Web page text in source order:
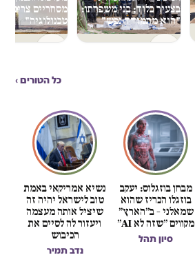
בצעיר בלוד; בני משפחתו:
"הוא מתמודד נפש"
מסחריים צרים
טכנולוגיה"
כל הטורים ›
מבחן בוזגלוס: יעקב
בוזגלו הכריז שהוא
שמאלני – ב״הארץ״
מקווים ״שזה לא AI״
סיון תהל
נשיא אמריקאי באמת
טוב לישראל יהיה זה
שיציל אותה מעצמה
ויעזור לה לסיים את
הכיבוש
נדב תמיר
מגזין
"מה שהמתנחלים עשו